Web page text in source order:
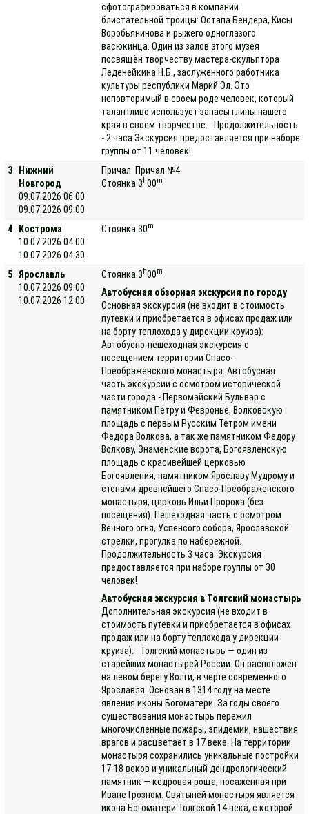
сфотографироваться в компании
блистательной троицы: Остапа Бендера, Кисы
Воробьянинова и рыжего одноглазого
васюкинца. Один из залов этого музея
посвящён творчеству мастера-скульптора
Леденейкина Н.Б., заслуженного работника
культуры республики Марий Эл. Это
неповторимый в своем роде человек, который
талантливо использует запасы глины нашего
края в своём творчестве. Продолжительность
- 2 часа Экскурсия предоставляется при наборе
группы от 11 человек!
3
Нижний
Новгород
09.07.2026 06:00
09.07.2026 09:00
Причал: Причал №4
Стоянка 3 h00m
4
Кострома
10.07.2026 04:00
10.07.2026 04:30
Стоянка 30m
5
Ярославль
10.07.2026 09:00
10.07.2026 12:00
Стоянка 3 h00m
Автобусная обзорная экскурсия по городу
Основная экскурсия (не входит в стоимость
путевки и приобретается в офисах продаж или
на борту теплохода у дирекции круиза):
Автобусно-пешеходная экскурсия с
посещением территории Спасо-
Преображенского монастыря. Автобусная
часть экскурсии с осмотром исторической
части города - Первомайский Бульвар с
памятником Петру и Февронье, Волковскую
площадь с первым Русским Тетром имени
Федора Волкова, а так же памятником Федору
Волкову, Знаменские ворота, Богоявленскую
площадь с красивейшей церковью
Богоявления, памятником Ярославу Мудрому и
стенами древнейшего Спасо-Преображенского
монастыря, церковь Ильи Пророка (без
посещения). Пешеходная часть с осмотром
Вечного огня, Успенсого собора, Ярославской
стрелки, прогулка по набережной.
Продолжительность 3 часа. Экскурсия
предоставляется при наборе группы от 30
человек!
Автобусная экскурсия в Толгский монастырь
Дополнительная экскурсия (не входит в
стоимость путевки и приобретается в офисах
продаж или на борту теплохода у дирекции
круиза): Толгский монастырь — один из
старейших монастырей России. Он расположен
на левом берегу Волги, в черте современного
Ярославля. Основан в 1314 году на месте
явления иконы Богоматери. За годы своего
существования монастырь пережил
многочисленные пожары, эпидемии, нашествия
врагов и расцветает в 17 веке. На территории
монастыря сохранились уникальные постройки
17-18 веков и уникальный дендрологический
памятник — кедровая роща, посаженная при
Иване Грозном. Святыней монастыря является
икона Богоматери Толгской 14 века, с которой